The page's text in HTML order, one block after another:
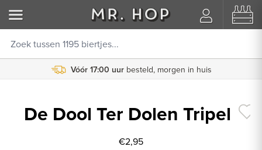
Vóór 17:00 uur besteld, morgen in huis
De Dool Ter Dolen Tripel
€2,95